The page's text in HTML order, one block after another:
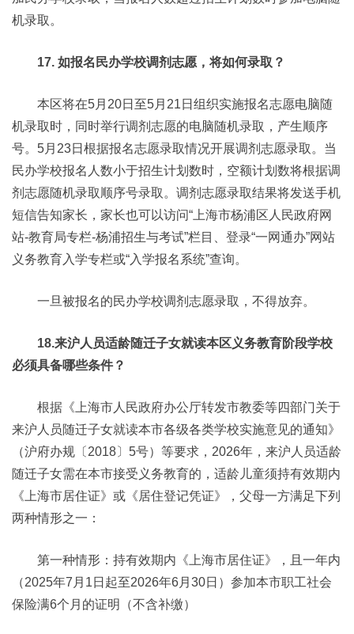
机录取。
17. 如报名民办学校调剂志愿，将如何录取？
本区将在5月20日至5月21日组织实施报名志愿电脑随
机录取时，同时举行调剂志愿的电脑随机录取，产生顺序
号。5月23日根据报名志愿录取情况开展调剂志愿录取。当
民办学校报名人数小于招生计划数时，空额计划数将根据调
剂志愿随机录取顺序号录取。调剂志愿录取结果将发送手机
短信告知家长，家长也可以访问“上海市杨浦区人民政府网
站-教育局专栏-杨浦招生与考试”栏目、登录“一网通办”网站
义务教育入学专栏或“入学报名系统”查询。
一旦被报名的民办学校调剂志愿录取，不得放弃。
18.来沪人员适龄随迁子女就读本区义务教育阶段学校
必须具备哪些条件？
根据《上海市人民政府办公厅转发市教委等四部门关于
来沪人员随迁子女就读本市各级各类学校实施意见的通知》
（沪府办规〔2018〕5号）等要求，2026年，来沪人员适龄
随迁子女需在本市接受义务教育的，适龄儿童须持有效期内
《上海市居住证》或《居住登记凭证》，父母一方满足下列
两种情形之一：
第一种情形：持有效期内《上海市居住证》，且一年内
（2025年7月1日起至2026年6月30日）参加本市职工社会
保险满6个月的证明（不含补缴）